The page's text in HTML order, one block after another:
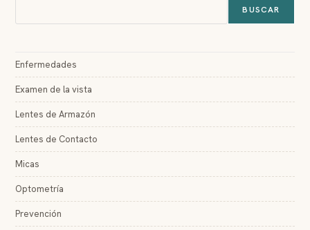
BUSCAR
Enfermedades
Examen de la vista
Lentes de Armazón
Lentes de Contacto
Micas
Optometría
Prevención